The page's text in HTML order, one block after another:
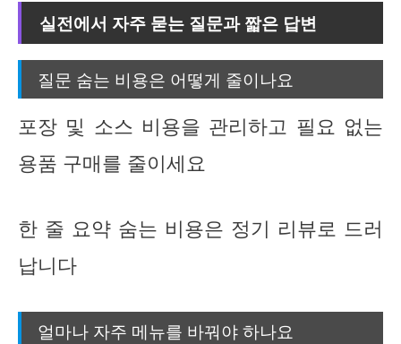
실전에서 자주 묻는 질문과 짧은 답변
질문 숨는 비용은 어떻게 줄이나요
포장 및 소스 비용을 관리하고 필요 없는
용품 구매를 줄이세요
한 줄 요약 숨는 비용은 정기 리뷰로 드러
납니다
얼마나 자주 메뉴를 바꿔야 하나요